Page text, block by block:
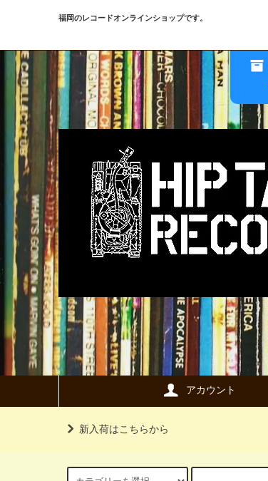
福岡のレコードオンラインショップです。
アカウント
新入荷はこちらから